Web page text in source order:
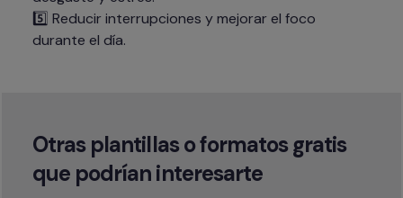
5️⃣ Reducir interrupciones y mejorar el foco
durante el día.
Otras plantillas o formatos gratis
que podrían interesarte